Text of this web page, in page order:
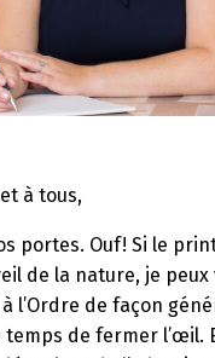
à tous,
portes. Ouf! Si le
de la nature, je peux
l’Ordre de façon
temps de fermer l’œil.